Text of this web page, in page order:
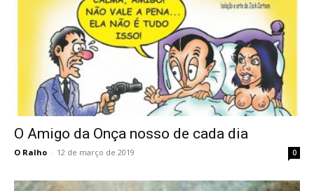
O Amigo da Onça nosso de cada dia
O Ralho - 12 de março de 2019 0